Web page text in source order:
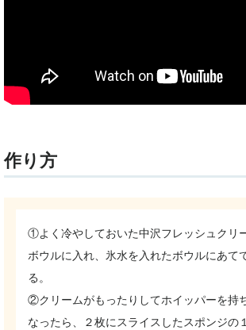
作り方
①よく冷やしておいた中沢フレッシュクリ
ボウルに入れ、氷水を入れたボウルにあて
る
②クリームがもったりしてホイッパーを持
なったら、２枚にスライスしたスポンジ